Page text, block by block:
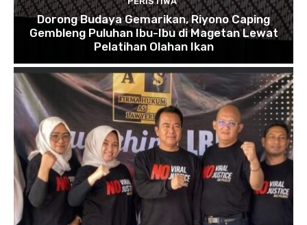
Dorong Budaya Gemarikan, Riyono Caping
Gembleng Puluhan Ibu-Ibu di Magetan Lewat
Pelatihan Olahan Ikan